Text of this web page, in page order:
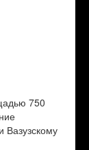
750
Вазузскому